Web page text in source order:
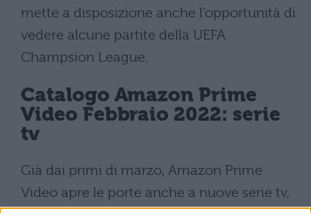
mette a disposizione anche l’opportunità di
vedere alcune partite della UEFA
Champsion League.
Catalogo Amazon Prime
Video Febbraio 2022: serie
tv
Già dai primi di marzo, Amazon Prime
Video apre le porte anche a nuove serie tv,